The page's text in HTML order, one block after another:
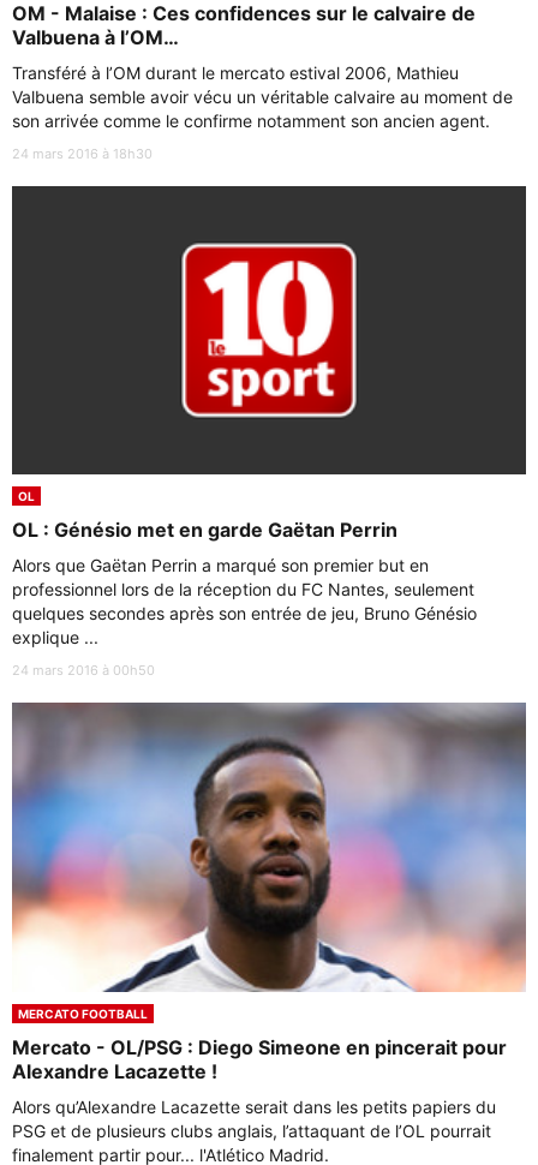
OM - Malaise : Ces confidences sur le calvaire de
Valbuena à l’OM…
Transféré à l’OM durant le mercato estival 2006, Mathieu
Valbuena semble avoir vécu un véritable calvaire au moment de
son arrivée comme le confirme notamment son ancien agent.
24 mars 2016 à 18h30
OL
OL : Génésio met en garde Gaëtan Perrin
Alors que Gaëtan Perrin a marqué son premier but en
professionnel lors de la réception du FC Nantes, seulement
quelques secondes après son entrée de jeu, Bruno Génésio
explique ...
24 mars 2016 à 00h50
MERCATO FOOTBALL
Mercato - OL/PSG : Diego Simeone en pincerait pour
Alexandre Lacazette !
Alors qu’Alexandre Lacazette serait dans les petits papiers du
PSG et de plusieurs clubs anglais, l’attaquant de l’OL pourrait
finalement partir pour... l'Atlético Madrid.